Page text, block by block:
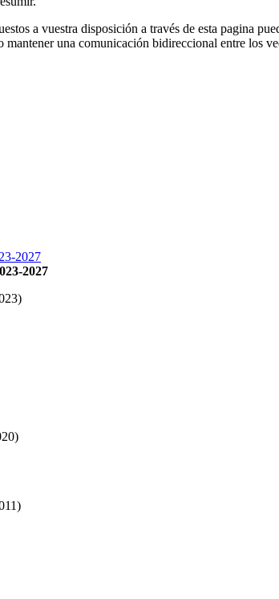
a vuestra disposición a través de esta pagina
mantener una comunicación bidireccional entre los
2027
)
)
)